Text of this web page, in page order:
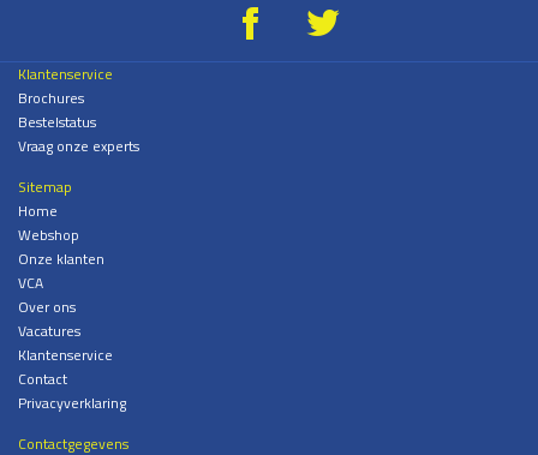
g *
Klantenservice
Brochures
Bestelstatus
Vraag onze experts
Sitemap
Home
Webshop
Onze klanten
VCA
Over ons
Vacatures
Klantenservice
Contact
Privacyverklaring
Contactgegevens